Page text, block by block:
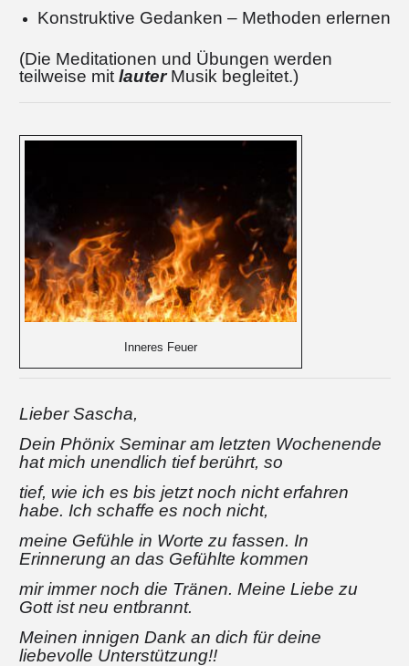
Konstruktive Gedanken – Methoden erlernen
(Die Meditationen und Übungen werden
teilweise mit lauterMusik begleitet.)
Inneres Feuer
Lieber Sascha,
Dein Phönix Seminar am letzten Wochenende
hat mich unendlich tief berührt, so
tief, wie ich es bis jetzt noch nicht erfahren
habe. Ich schaffe es noch nicht,
meine Gefühle in Worte zu fassen. In
Erinnerung an das Gefühlte kommen
mir immer noch die Tränen. Meine Liebe zu
Gott ist neu entbrannt.
Meinen innigen Dank an dich für deine
liebevolle Unterstützung!!